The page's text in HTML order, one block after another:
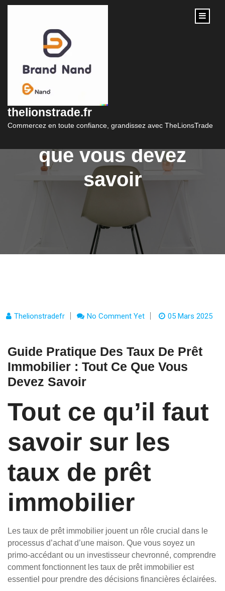
content
thelionstrade.fr
Commercez en toute confiance, grandissez avec TheLionsTrade
Guide pratique des
taux de prêt
immobilier : tout ce
que vous devez
savoir
Thelionstradefr No Comment Yet 05 Mars 2025
Guide Pratique Des Taux De Prêt
Immobilier : Tout Ce Que Vous
Devez Savoir
Tout ce qu’il faut
savoir sur les
taux de prêt
immobilier
Les taux de prêt immobilier jouent un rôle crucial dans le
processus d’achat d’une maison. Que vous soyez un
primo-accédant ou un investisseur chevronné, comprendre
comment fonctionnent les taux de prêt immobilier est
essentiel pour prendre des décisions financières éclairées.